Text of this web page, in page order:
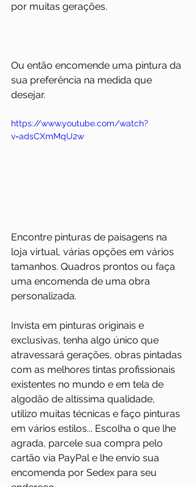
por muitas gerações.
Ou então encomende uma pintura da
sua preferência na medida que
desejar.
https://www.youtube.com/watch?
v=adsCXmMqU2w
Encontre pinturas de paisagens na
loja virtual, várias opções em vários
tamanhos. Quadros prontos ou faça
uma encomenda de uma obra
personalizada.
Invista em pinturas originais e
exclusivas, tenha algo único que
atravessará gerações, obras pintadas
com as melhores tintas profissionais
existentes no mundo e em tela de
algodão de altíssima qualidade,
utilizo muitas técnicas e faço pinturas
em vários estilos... Escolha o que lhe
agrada, parcele sua compra pelo
cartão via PayPal e lhe envio sua
encomenda por Sedex para seu